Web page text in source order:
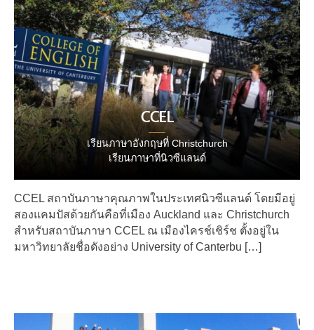
CCEL
เรียนภาษาอังกฤษที่ Christchurch
เรียนภาษาที่นิวซีแลนด์
CCEL สถาบันภาษาคุณภาพในประเทศนิวซีแลนด์ โดยมีอยู่
สองแคมปัสด้วยกันคือที่เมือง Auckland และ Christchurch
สำหรับสถาบันภาษา CCEL ณ เมืองไครช์เชิร์ช ตั้งอยู่ใน
มหาวิทยาลัยชื่อดังอย่าง University of Canterbu […]